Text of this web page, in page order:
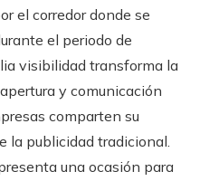
el corredor donde se
el periodo de
visibilidad transforma la
y comunicación
comparten su
la publicidad tradicional.
una ocasión para